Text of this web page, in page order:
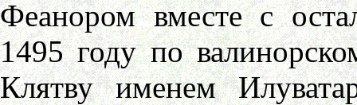
Феанором вместе с
1495 году по
Клятву именем